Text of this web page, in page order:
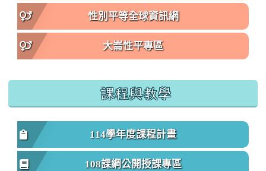
性別平等全球資訊網
大崙性平專區
課程與教學
114學年度課程計畫
108課綱公開授課專區